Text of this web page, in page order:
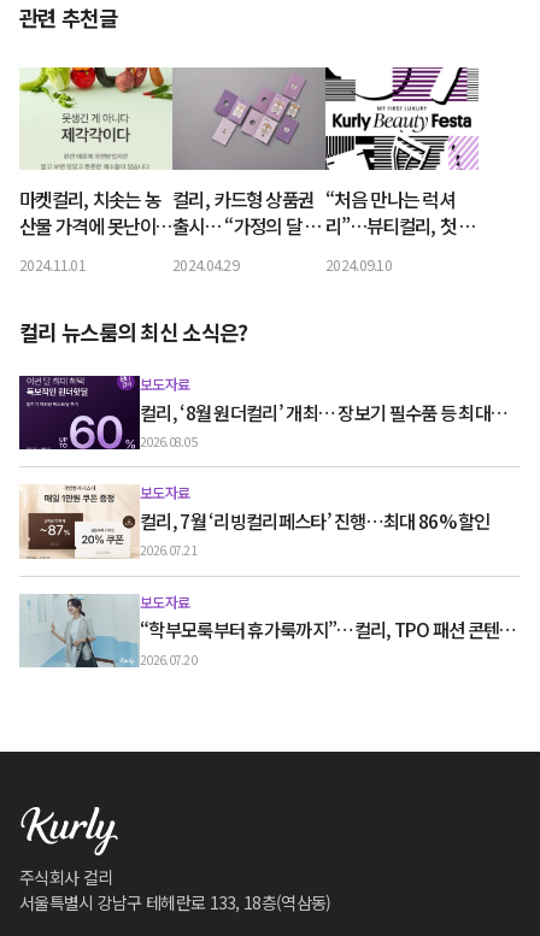
관련 추천글
마켓컬리, 치솟는 농
산물 가격에 못난이
2배 ‘껑충’
2024.11.01
컬리, 카드형 상품권
출시… “가정의 달 5
요”
2024.04.29
“처음 만나는 럭셔
리”…뷰티컬리, 첫 오
스타’ 10월 개최
2024.09.10
컬리 뉴스룸의 최신 소식은?
보도자료
컬리, ‘8월 원더컬리’ 개최… 장보기 필수품 등 최대
60% 할인
2026.08.05
보도자료
컬리, 7월 ‘리빙컬리페스타’ 진행…최대 86% 할인
2026.07.21
보도자료
“학부모룩부터 휴가룩까지”…컬리, TPO 패션 콘텐츠
‘스타일노트’ 흥행
2026.07.20
주식회사 컬리
서울특별시 강남구 테헤란로 133, 18층(역삼동)